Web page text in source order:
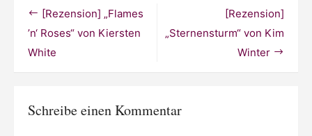
einer,
der
Birken
Beitragsnavigation
[Rezension]
„Sternensturm“ von Kim
Winter
[Rezension] „Flames
’n‘ Roses“ von Kiersten
White
Schreibe einen Kommentar